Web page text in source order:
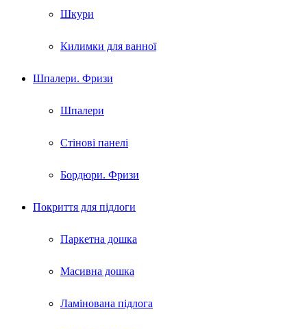
Шкури
Килимки для ванної
Шпалери. Фризи
Шпалери
Стінові панелі
Бордюри. Фризи
Покриття для пiдлоги
Паркетна дошка
Масивна дошка
Ламінована підлога